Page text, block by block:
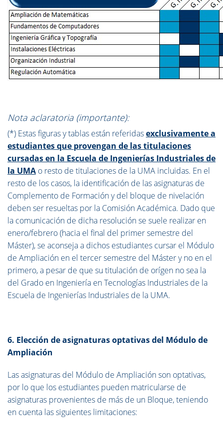
Nota aclaratoria (importante):
(*) Estas figuras y tablas están referidasexclusivamente a
estudiantes que provengan de las titulaciones
cursadas en la Escuela de Ingenierías Industriales de
la UMA o resto de titulaciones de la UMA incluidas. En el
resto de los casos, la identificación de las asignaturas de
Complemento de Formación y del bloque de nivelación
deben ser resueltas por la Comisión Académica. Dado que
la comunicación de dicha resolución se suele realizar en
enero/febrero (hacia el final del primer semestre del
Máster), se aconseja a dichos estudiantes cursar el Módulo
de Ampliación en el tercer semestre del Máster y no en el
primero, a pesar de que su titulación de orígen no sea la
del Grado en Ingeniería en Tecnologías Industriales de la
Escuela de Ingenierías Industriales de la UMA.
6. Elección de asignaturas optativas del Módulo de
Ampliación
Las asignaturas del Módulo de Ampliación son optativas,
por lo que los estudiantes pueden matricularse de
asignaturas provenientes de más de un Bloque, teniendo
en cuenta las siguientes limitaciones: